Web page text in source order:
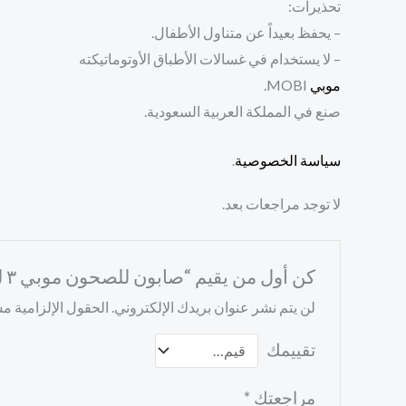
تحذيرات:
– يحفظ بعيداً عن متناول الأطفال.
– لا يستخدام في غسالات الأطباق الأوتوماتيكته
موبي
صنع في المملكة العربية السعودية.
سياسة الخصوصية.
لا توجد مراجعات بعد.
كن أول من يقيم “صابون للصحون موبي ٣ لتر + هدية ٤٠٠ مل”
لن يتم نشر عنوان بريدك الإلكتروني. الحقول الإلزامية
تقييمك
مراجعتك *